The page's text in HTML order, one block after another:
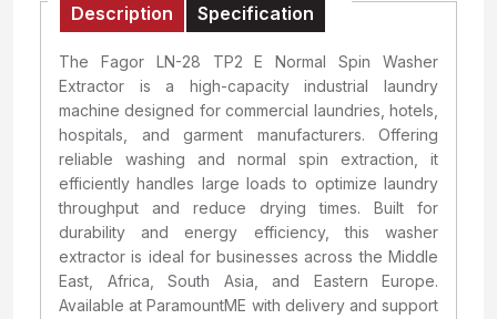
Description Specification
The Fagor LN-28 TP2 E Normal Spin Washer
Extractor is a high-capacity industrial laundry
machine designed for commercial laundries, hotels,
hospitals, and garment manufacturers. Offering
reliable washing and normal spin extraction, it
efficiently handles large loads to optimize laundry
throughput and reduce drying times. Built for
durability and energy efficiency, this washer
extractor is ideal for businesses across the Middle
East, Africa, South Asia, and Eastern Europe.
Available at ParamountME with delivery and support